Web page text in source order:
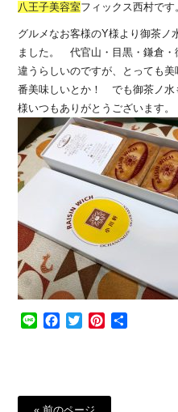
八王子美容室フィックス西村です
グルメなお客様のY様より御茶ノ
ました。 代官山・目黒・鎌倉・
違うらしいのですが、とっても
番美味しいとか！ でも御茶ノ
様いつもありがとうございます。
Line Facebook
TwitterPinterest